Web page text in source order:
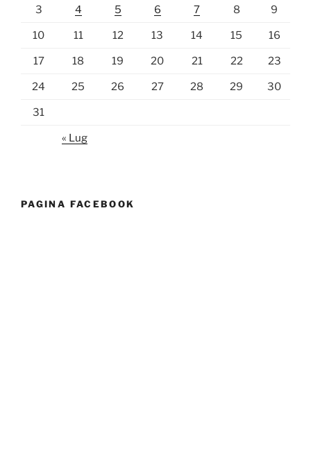
3 4 5 6 7 8 9
10 11 12 13 14 15 16
17 18 19 20 21 22 23
24 25 26 27 28 29 30
31
« Lug
PAGINA FACEBOOK